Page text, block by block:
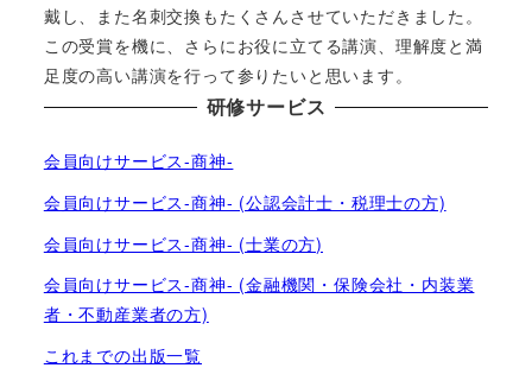
戴し、また名刺交換もたくさんさせていただきました。
この受賞を機に、さらにお役に立てる講演、理解度と満
足度の高い講演を行って参りたいと思います。
研修サービス
会員向けサービス-商神-
会員向けサービス-商神- (公認会計士・税理士の方)
会員向けサービス-商神- (士業の方)
会員向けサービス-商神- (金融機関・保険会社・内装業
者・不動産業者の方)
これまでの出版一覧